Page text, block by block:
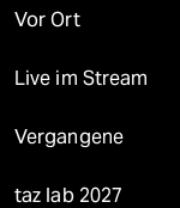
Vor Ort
Live im Stream
Vergangene
taz lab 2027